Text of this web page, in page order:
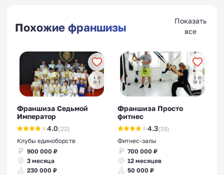
Похожие франшизы
Показать
все
Франшиза Седьмой
Император
4.0(22)
Клубы единоборств
900 000 ₽
3 месяца
230 000 ₽
Франшиза Просто
фитнес
4.3(19)
Фитнес-залы
700 000 ₽
12 месяцев
50 000 ₽